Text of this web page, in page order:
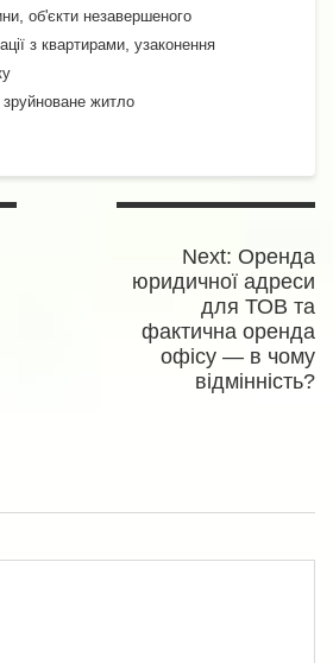
об'єкти незавершеного
з квартирами узаконення
зруйноване житло
Next: Next
post:
Оренда
юридичної адреси
для ТОВ та
фактична оренда
офісу — в чому
відмінність?